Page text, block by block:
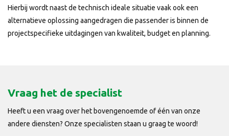
Hierbij wordt naast de technisch ideale situatie vaak ook een
alternatieve oplossing aangedragen die passender is binnen de
projectspecifieke uitdagingen van kwaliteit, budget en planning.
Vraag het de specialist
Heeft u een vraag over het bovengenoemde of één van onze
andere diensten? Onze specialisten staan u graag te woord!